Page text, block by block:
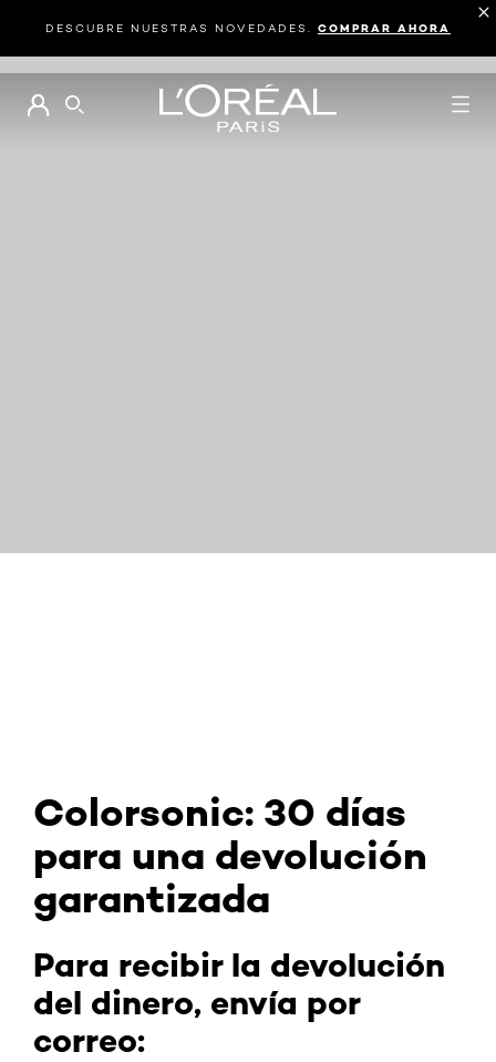
DESCUBRE NUESTRAS NOVEDADES. COMPRAR AHORA
BUSCAR
Colorsonic: 30 días
para una devolución
garantizada
Para recibir la devolución
del dinero, envía por
correo: